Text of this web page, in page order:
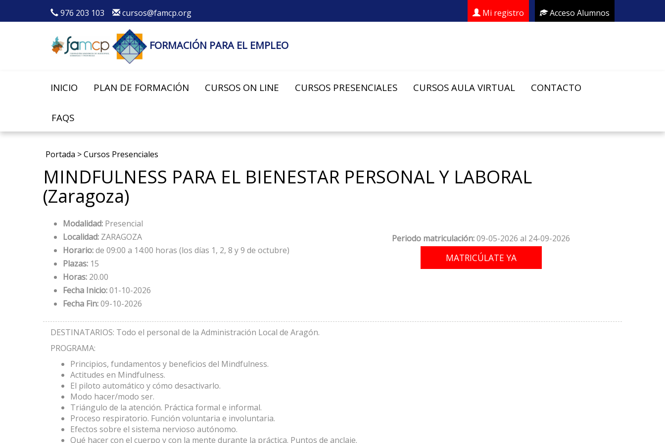
976 203 103 cursos@famcp.org Acceso Alumnos
Mi registro
FORMACIÓN PARA EL EMPLEO
INICIO PLAN DE FORMACIÓN CURSOS ON LINE CURSOS PRESENCIALES CURSOS AULA VIRTUAL CONTACTO
FAQS
Portada >Cursos Presenciales
MINDFULNESS PARA EL BIENESTAR PERSONAL Y LABORAL
(Zaragoza)
Modalidad: Presencial
Localidad: ZARAGOZA
Horario:de 09:00 a 14:00 horas (los días 1, 2, 8 y 9 de octubre)
Plazas: 15
Horas: 20.00
Fecha Inicio:01-10-2026
Fecha Fin:09-10-2026
Periodo matriculación:09-05-2026 al 24-09-2026
DESTINATARIOS: Todo el personal de la Administración Local de Aragón.
PROGRAMA:
Principios, fundamentos y beneficios del Mindfulness.
Actitudes en Mindfulness.
El piloto automático y cómo desactivarlo.
Modo hacer/modo ser.
Triángulo de la atención. Práctica formal e informal.
Proceso respiratorio. Función voluntaria e involuntaria.
Efectos sobre el sistema nervioso autónomo.
Qué hacer con el cuerpo y con la mente durante la práctica. Puntos de anclaje.